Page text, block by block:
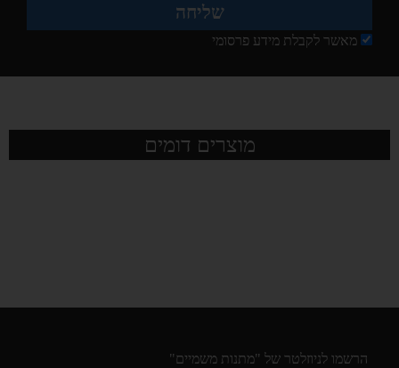
מאשר לקבלת מידע פרסומי
שליחה
מוצרים דומים
הרשמו לניוזלטר של "מתנות משמיים"